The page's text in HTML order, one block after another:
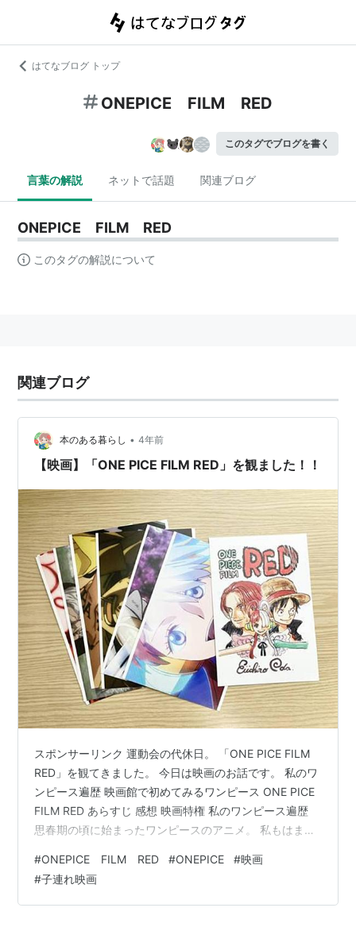
はてなブログ トップ
ONEPICE FILM RED
このタグでブログを書く
言葉の解説 ネットで話題 関連ブログ
ONEPICE FILM RED
このタグの解説について
関連ブログ
本のある暮らし • 4年前
【映画】「ONE PICE FILM RED」を観ました！！
スポンサーリンク 運動会の代休日。 「ONE PICE FILM
RED」を観てきました。 今日は映画のお話です。 私のワ
ンピース遍歴 映画館で初めてみるワンピース ONE PICE
FILM RED あらすじ 感想 映画特権 私のワンピース遍歴
思春期の頃に始まったワンピースのアニメ。 私もはまり
ら借りたり、 自分で買ったりと、 18歳までは欠かすこと
なく見ていたことを記憶しています。 そんなアニメです
が、 時が経つに連れ、追えていませんでした。 しかし、
#ONEPICE FILM RED #ONEPICE #映画
#子連れ映画